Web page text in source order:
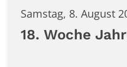
Samstag, 8. August
18. Woche